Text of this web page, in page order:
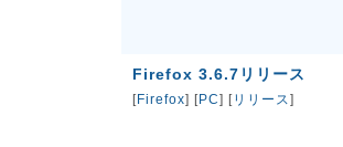
Firefox 3.6.7リリース
[Firefox] [PC] [リリース]